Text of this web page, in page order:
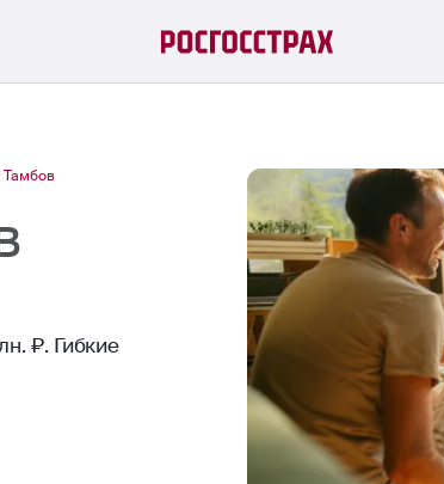
Тамбов
₽. Гибкие